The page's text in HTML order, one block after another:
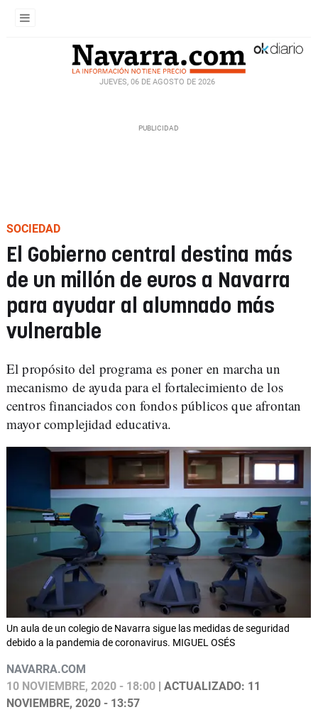
JUEVES, 06 DE AGOSTO DE 2026
SOCIEDAD
El Gobierno central destina más
de un millón de euros a Navarra
para ayudar al alumnado más
vulnerable
El propósito del programa es poner en marcha un
mecanismo de ayuda para el fortalecimiento de los
centros financiados con fondos públicos que afrontan
mayor complejidad educativa.
Un aula de un colegio de Navarra sigue las medidas de seguridad
debido a la pandemia de coronavirus. MIGUEL OSÉS
NAVARRA.COM
10 NOVIEMBRE, 2020 - 18:00 | ACTUALIZADO: 11
NOVIEMBRE, 2020 - 13:57